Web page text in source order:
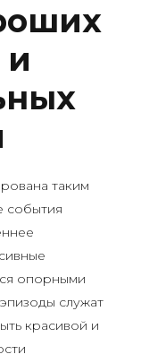
и
таким
события
опорными
служат
красивой и